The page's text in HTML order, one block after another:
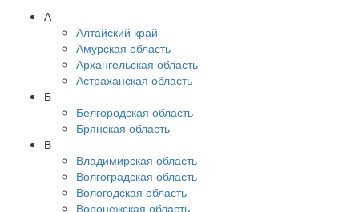
А
Алтайский край
Амурская область
Архангельская область
Астраханская область
Б
Белгородская область
Брянская область
В
Владимирская область
Волгоградская область
Вологодская область
Воронежская область